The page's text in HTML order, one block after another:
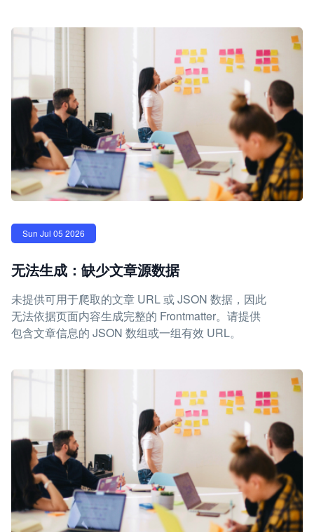
Sun Jul 05 2026
无法生成：缺少文章源数据
未提供可用于爬取的文章 URL 或 JSON 数据，因此
无法依据页面内容生成完整的 Frontmatter。请提供
包含文章信息的 JSON 数组或一组有效 URL。